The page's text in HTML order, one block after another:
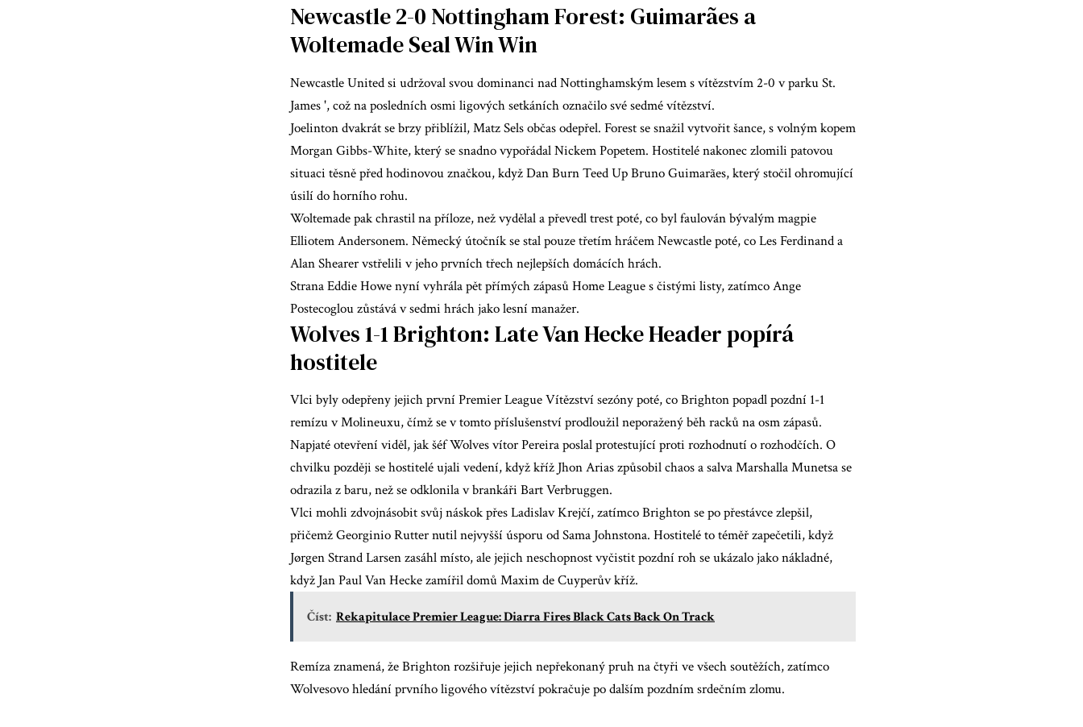
Newcastle 2-0 Nottingham Forest: Guimarães a
Woltemade Seal Win Win
Newcastle United si udržoval svou dominanci nad Nottinghamským lesem s vítězstvím 2-0 v parku St.
James ', což na posledních osmi ligových setkáních označilo své sedmé vítězství.
Joelinton dvakrát se brzy přiblížil, Matz Sels občas odepřel. Forest se snažil vytvořit šance, s volným kopem
Morgan Gibbs-White, který se snadno vypořádal Nickem Popetem. Hostitelé nakonec zlomili patovou
situaci těsně před hodinovou značkou, když Dan Burn Teed Up Bruno Guimarães, který stočil ohromující
úsilí do horního rohu.
Woltemade pak chrastil na příloze, než vydělal a převedl trest poté, co byl faulován bývalým magpie
Elliotem Andersonem. Německý útočník se stal pouze třetím hráčem Newcastle poté, co Les Ferdinand a
Alan Shearer vstřelili v jeho prvních třech nejlepších domácích hrách.
Strana Eddie Howe nyní vyhrála pět přímých zápasů Home League s čistými listy, zatímco Ange
Postecoglou zůstává v sedmi hrách jako lesní manažer.
Wolves 1-1 Brighton: Late Van Hecke Header popírá
hostitele
Vlci byly odepřeny jejich první Premier LeagueVítězství sezóny poté, co Brighton popadl pozdní 1-1
remízu v Molineuxu, čímž se v tomto příslušenství prodloužil neporažený běh racků na osm zápasů.
Napjaté otevření viděl, jak šéf Wolves vítor Pereira poslal protestující proti rozhodnutí o rozhodčích. O
chvilku později se hostitelé ujali vedení, když kříž Jhon Arias způsobil chaos a salva Marshalla Munetsa se
odrazila z baru, než se odklonila v brankáři Bart Verbruggen.
Vlci mohli zdvojnásobit svůj náskok přes Ladislav Krejčí, zatímco Brighton se po přestávce zlepšil,
přičemž Georginio Rutter nutil nejvyšší úsporu od Sama Johnstona. Hostitelé to téměř zapečetili, když
Jørgen Strand Larsen zasáhl místo, ale jejich neschopnost vyčistit pozdní roh se ukázalo jako nákladné,
když Jan Paul Van Hecke zamířil domů Maxim de Cuyperův kříž.
Číst: Rekapitulace Premier League: Diarra Fires Black Cats Back On Track
Remíza znamená, že Brighton rozšiřuje jejich nepřekonaný pruh na čtyři ve všech soutěžích, zatímco
Wolvesovo hledání prvního ligového vítězství pokračuje po dalším pozdním srdečním zlomu.